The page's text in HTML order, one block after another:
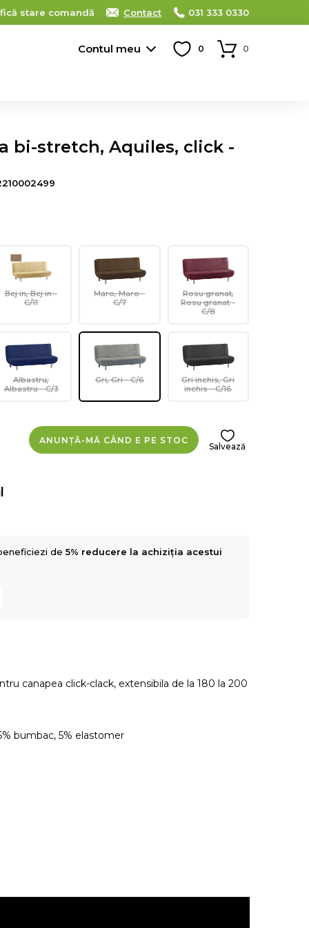
stare comandă Contact 031 333 0330
Contul meu 0 0
bi-stretch, Aquiles, click -
Bej in, Bej in -
C/11
Maro, Maro -
C/7
Rosu granat,
Rosu granat -
C/8
Albastru,
Albastru - C/3
Gri, Gri - C/6
Gri inchis, Gri
inchis - C/16
ANUNȚĂ-MĂ CÂND E PE STOC
Salvează
de5% reducere la achiziția acestui
canapea click-clack, extensibila de la 180 la 200
bumbac, 5% elastomer